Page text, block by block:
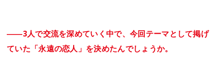
――3人で交流を深めていく中で、今回テーマとして掲げ
ていた「永遠の恋人」を決めたんでしょうか。